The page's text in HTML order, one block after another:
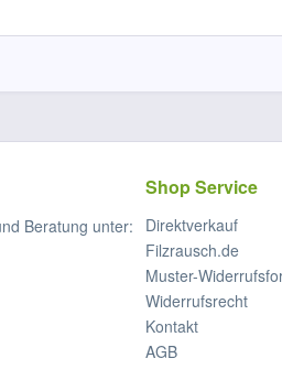
Beratung unter:
Shop Service
Direktverkauf
Filzrausch.de
Muster-
Widerrufsrecht
Kontakt
AGB